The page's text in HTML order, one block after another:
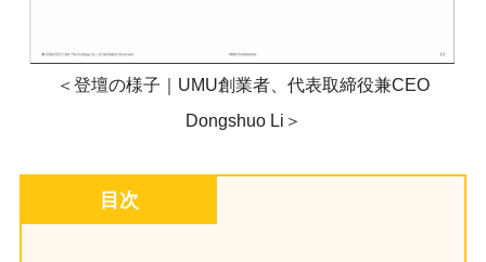
＜登壇の様子｜UMU創業者、代表取締役兼CEO
Dongshuo Li＞
目次